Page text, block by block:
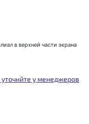
в верхней части экрана
у менеджеров